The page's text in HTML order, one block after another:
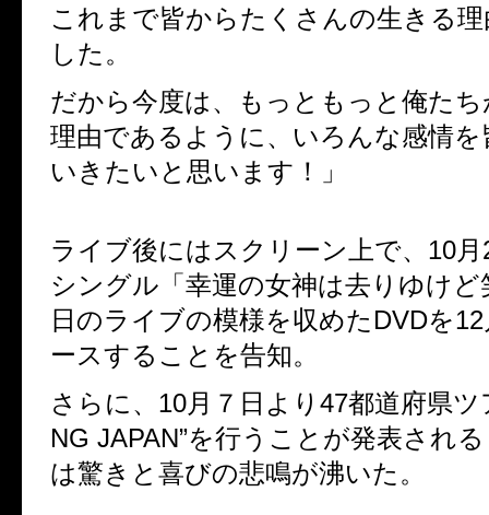
これまで皆からたくさんの生きる
した。
だから今度は、もっともっと俺た
理由であるように、いろんな感情
いきたいと思います！」
ライブ後にはスクリーン上で、10
シングル「幸運の女神は去りゆけど
日のライブの模様を収めたDVDを
ースすることを告知。
さらに、10月７日より47都道府県ツ
NG JAPAN”を行うことが発表され
は驚きと喜びの悲鳴が沸いた。